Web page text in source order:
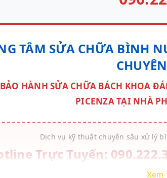
TÂM SỬA CHỮA BÌNH
HÀNH SỬA CHỮA BÁCH KHOA
PICENZA TẠI NHÀ
Dịch vụ kỹ thuật chuyên sâu xử lý
Trực Tuyến:
Xem